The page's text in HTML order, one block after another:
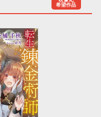
希望作品